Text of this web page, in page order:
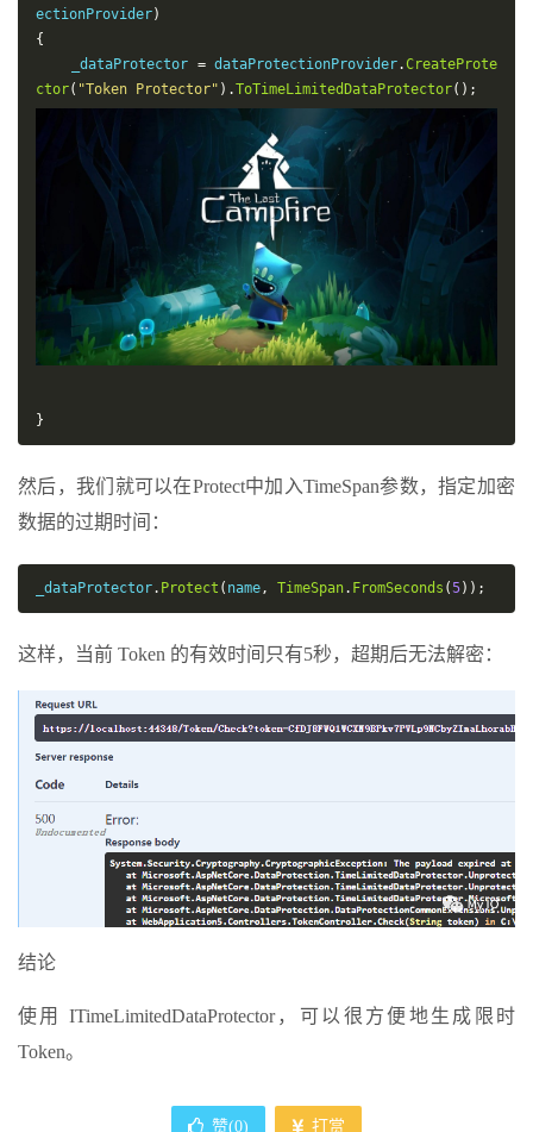
ectionProvider)
{
    _dataProtector
= dataProtectionProvider.CreateProte
ctor( "Token Protector" ).ToTimeLimitedDataProtector();
}
然后，我们就可以在Protect中加入TimeSpan参数，指定加密
数据的过期时间：
_dataProtector. Protect ( name , TimeSpan. FromSeconds (5));
这样，当前 Token 的有效时间只有5秒，超期后无法解密：
结论
使用 ITimeLimitedDataProtector，可以很方便地生成限时
Token。
赞(0) 打赏